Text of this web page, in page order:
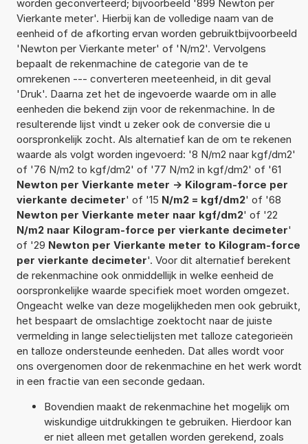
worden geconverteerd; bijvoorbeeld '899 Newton per
Vierkante meter'. Hierbij kan de volledige naam van de
eenheid of de afkorting ervan worden gebruiktbijvoorbeeld
'Newton per Vierkante meter' of 'N/m2'. Vervolgens
bepaalt de rekenmachine de categorie van de te
omrekenen --- converteren meeteenheid, in dit geval
'Druk'. Daarna zet het de ingevoerde waarde om in alle
eenheden die bekend zijn voor de rekenmachine. In de
resulterende lijst vindt u zeker ook de conversie die u
oorspronkelijk zocht. Als alternatief kan de om te rekenen
waarde als volgt worden ingevoerd: '8 N/m2 naar kgf/dm2'
of '76 N/m2 to kgf/dm2' of '77 N/m2 in kgf/dm2' of '61
Newton per Vierkante meter -> Kilogram-force per
vierkante decimeter' of '15 N/m2 = kgf/dm2' of '68
Newton per Vierkante meter naar kgf/dm2' of '22
N/m2 naar Kilogram-force per vierkante decimeter'
of '29 Newton per Vierkante meter to Kilogram-force
per vierkante decimeter'. Voor dit alternatief berekent
de rekenmachine ook onmiddellijk in welke eenheid de
oorspronkelijke waarde specifiek moet worden omgezet.
Ongeacht welke van deze mogelijkheden men ook gebruikt,
het bespaart de omslachtige zoektocht naar de juiste
vermelding in lange selectielijsten met talloze categorieën
en talloze ondersteunde eenheden. Dat alles wordt voor
ons overgenomen door de rekenmachine en het werk wordt
in een fractie van een seconde gedaan.
Bovendien maakt de rekenmachine het mogelijk om
wiskundige uitdrukkingen te gebruiken. Hierdoor kan
er niet alleen met getallen worden gerekend, zoals